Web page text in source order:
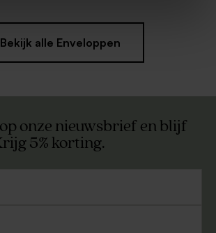
Bekijk alle Enveloppen
onze nieuwsbrief en blijf
5% korting.